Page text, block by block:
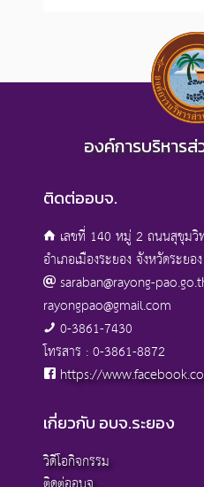
องค์การบริหาร
ติดต่ออบจ.
เลขที่ 140 หมู่ 2 ถนนสุขุมวิ
อำเภอเมืองระยอง จังหวัดระยอ
saraban@rayong-
rayongpao@gmail.com
0-3861-7430
โทรสาร : 0-3861-8872
https://
เกี่ยวกับ อบจ.ระยอง
วิดีโอกิจกรรม